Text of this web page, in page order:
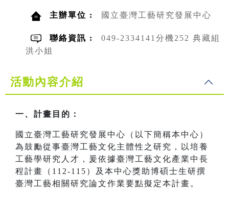
主辦單位 : 國立臺灣工藝研究發展中心
聯絡資訊 :
049-2334141分機252 典藏組
洪小姐
活動內容介紹
一、計畫目的：
國立臺灣工藝研究發展中心（以下簡稱本中心）
為鼓勵從事臺灣工藝文化主體性之研究，以培養
工藝學研究人才，爰依據臺灣工藝文化產業中長
程計畫（112-115）及本中心獎助博碩士生研撰
臺灣工藝相關研究論文作業要點擬定本計畫。